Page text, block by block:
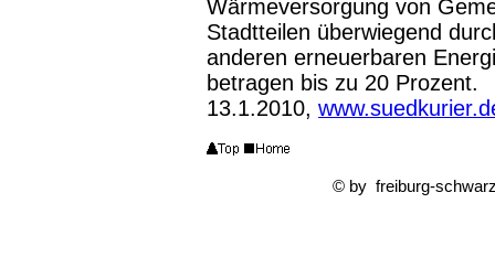
Wärmeversorgung von
Stadtteilen überwiegend
anderen erneuerbaren
betragen bis zu 20 Prozent.
13.1.2010,
© by freiburg-